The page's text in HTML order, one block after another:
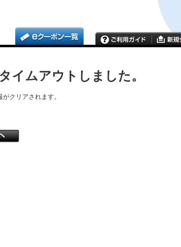
イムアウトしました。
クリアされます。